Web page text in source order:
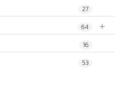
27
+
64
16
53